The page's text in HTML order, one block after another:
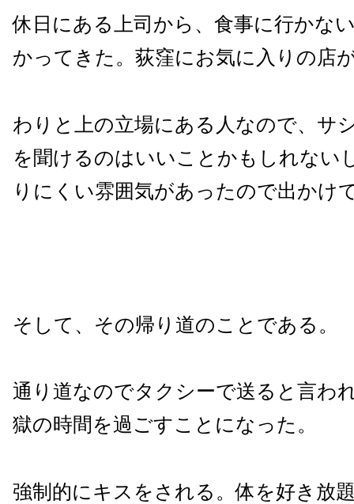
休日にある上司から、食事に行かな
かってきた。荻窪にお気に入りの店
わりと上の立場にある人なので、サ
を聞けるのはいいことかもしれない
りにくい雰囲気があったので出かけ
そして、その帰り道のことである。
通り道なのでタクシーで送ると言わ
獄の時間を過ごすことになった。
強制的にキスをされる。体を好き放